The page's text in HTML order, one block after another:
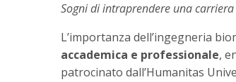
Sogni di intraprendere una
L’importanza dell’ingegneria
accademica e professionale,
patrocinato dall’Humanitas